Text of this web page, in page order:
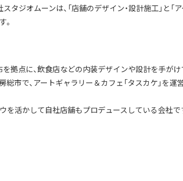
タジオムーンは、「店舗のデザイン・設計施工」と
。
を拠点に、飲食店などの内装デザインや設計を手がけ
総市で、アートギャラリー＆カフェ「タスカケ」を
を活かして自社店舗もプロデュースしている会社で